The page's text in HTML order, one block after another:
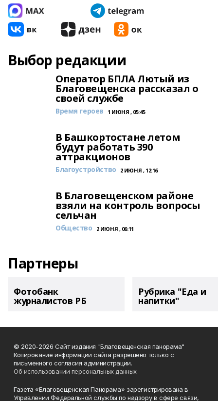
Выбор редакции
Оператор БПЛА Лютый из
Благовещенска рассказал о
своей службе
Время героев 1 ИЮНЯ , 05:45
В Башкортостане летом
будут работать 390
аттракционов
Благоустройство 2 ИЮНЯ , 12:16
В Благовещенском районе
взяли на контроль вопросы
сельчан
Общество 2 ИЮНЯ , 06:11
Партнеры
Фотобанк
журналистов РБ
Рубрика "Еда и
напитки"
© 2020-2026 Сайт издания "Благовещенская панорама"
Копирование информации сайта разрешено только с
письменного согласия администрации.
Об использовании персональных данных
Газета «Благовещенская Панорама» зарегистрирована в
Управлении Федеральной службы по надзору в сфере связи,